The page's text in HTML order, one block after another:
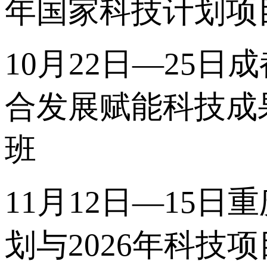
年国家科技计划
10月22日—25日
合发展赋能科技
班
11月12日—15日
划与2026年科技